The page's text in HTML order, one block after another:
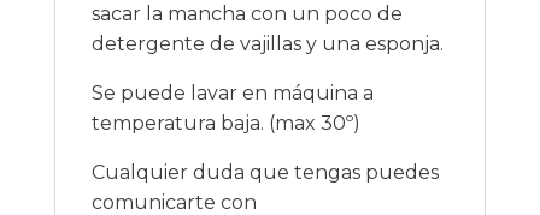
sacar la mancha con un poco de
detergente de vajillas y una esponja.
Se puede lavar en máquina a
temperatura baja. (max 30º)
Cualquier duda que tengas puedes
comunicarte con